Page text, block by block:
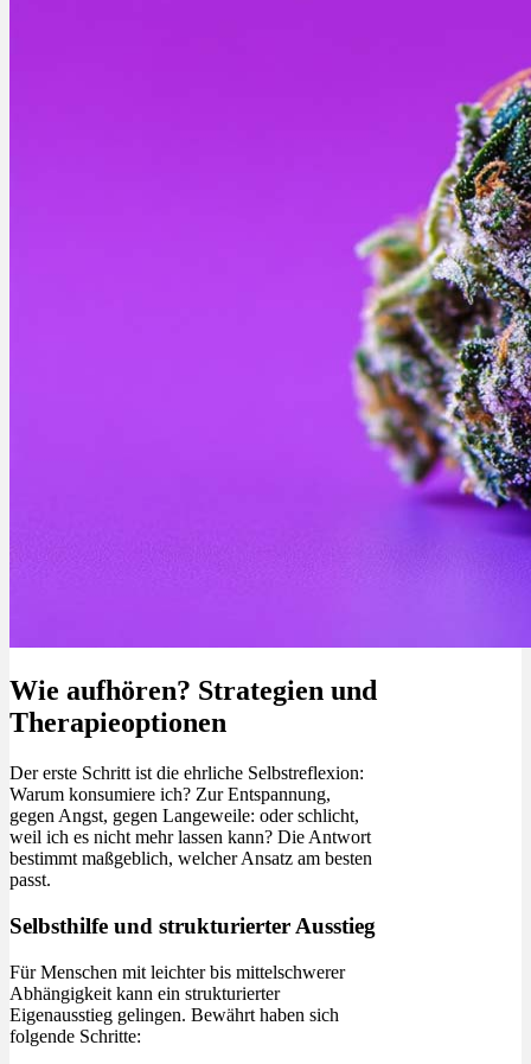
Wie aufhören? Strategien und
Therapieoptionen
Der erste Schritt ist die ehrliche Selbstreflexion:
Warum konsumiere ich? Zur Entspannung,
gegen Angst, gegen Langeweile: oder schlicht,
weil ich es nicht mehr lassen kann? Die Antwort
bestimmt maßgeblich, welcher Ansatz am besten
passt.
Selbsthilfe und strukturierter Ausstieg
Für Menschen mit leichter bis mittelschwerer
Abhängigkeit kann ein strukturierter
Eigenausstieg gelingen. Bewährt haben sich
folgende Schritte: